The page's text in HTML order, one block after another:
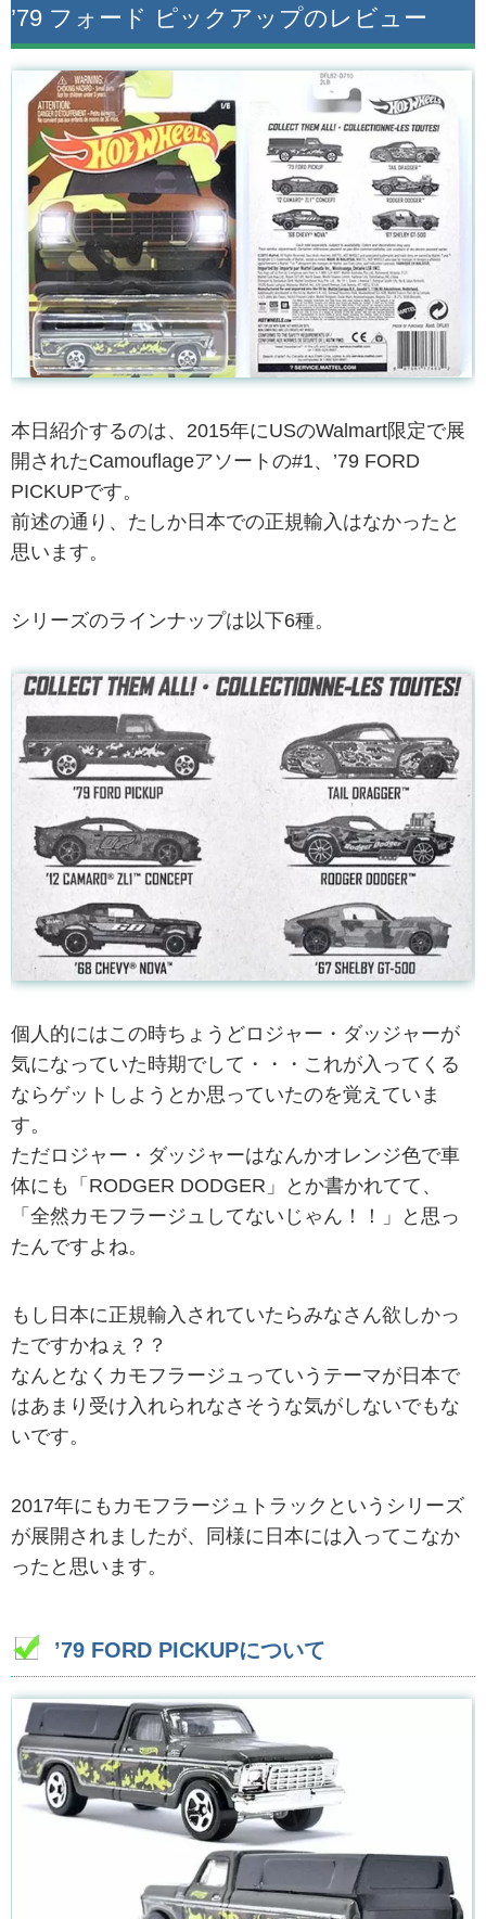
’79 フォード ピックアップのレビュー
本日紹介するのは、2015年にUSのWalmart限定で展
開されたCamouflageアソートの#1、’79 FORD
PICKUPです。
前述の通り、たしか日本での正規輸入はなかったと
思います。
シリーズのラインナップは以下6種。
個人的にはこの時ちょうどロジャー・ダッジャーが
気になっていた時期でして・・・これが入ってくる
ならゲットしようとか思っていたのを覚えていま
す。
ただロジャー・ダッジャーはなんかオレンジ色で車
体にも「RODGER DODGER」とか書かれてて、
「全然カモフラージュしてないじゃん！！」と思っ
たんですよね。
もし日本に正規輸入されていたらみなさん欲しかっ
たですかねぇ？？
なんとなくカモフラージュっていうテーマが日本で
はあまり受け入れられなさそうな気がしないでもな
いです。
2017年にもカモフラージュトラックというシリーズ
が展開されましたが、同様に日本には入ってこなか
ったと思います。
’79 FORD PICKUPについて